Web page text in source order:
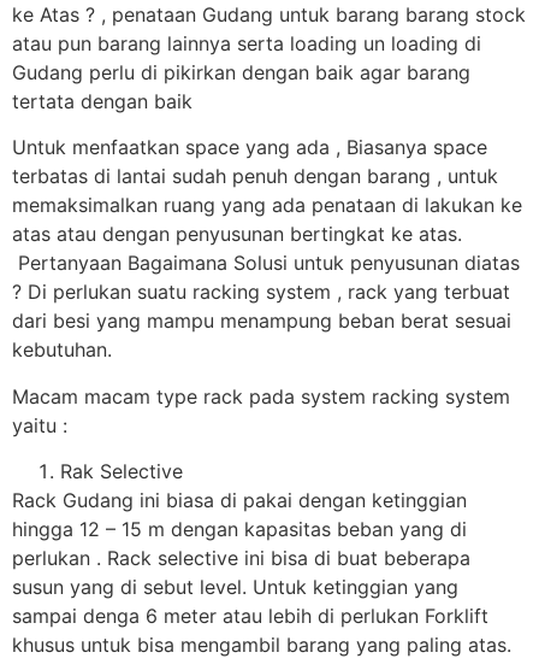
ke Atas ? , penataan Gudang untuk barang barang stock
atau pun barang lainnya serta loading un loading di
Gudang perlu di pikirkan dengan baik agar barang
tertata dengan baik
Untuk menfaatkan space yang ada , Biasanya space
terbatas di lantai sudah penuh dengan barang , untuk
memaksimalkan ruang yang ada penataan di lakukan ke
atas atau dengan penyusunan bertingkat ke atas.
Pertanyaan Bagaimana Solusi untuk penyusunan diatas
? Di perlukan suatu racking system , rack yang terbuat
dari besi yang mampu menampung beban berat sesuai
kebutuhan.
Macam macam type rack pada system racking system
yaitu :
Rak Selective
Rack Gudang ini biasa di pakai dengan ketinggian
hingga 12 – 15 m dengan kapasitas beban yang di
perlukan . Rack selective ini bisa di buat beberapa
susun yang di sebut level. Untuk ketinggian yang
sampai denga 6 meter atau lebih di perlukan Forklift
khusus untuk bisa mengambil barang yang paling atas.